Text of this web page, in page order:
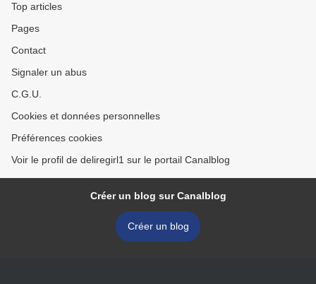
Top articles
Pages
Contact
Signaler un abus
C.G.U.
Cookies et données personnelles
Préférences cookies
Voir le profil de deliregirl1 sur le portail Canalblog
Créer un blog sur Canalblog
Créer un blog